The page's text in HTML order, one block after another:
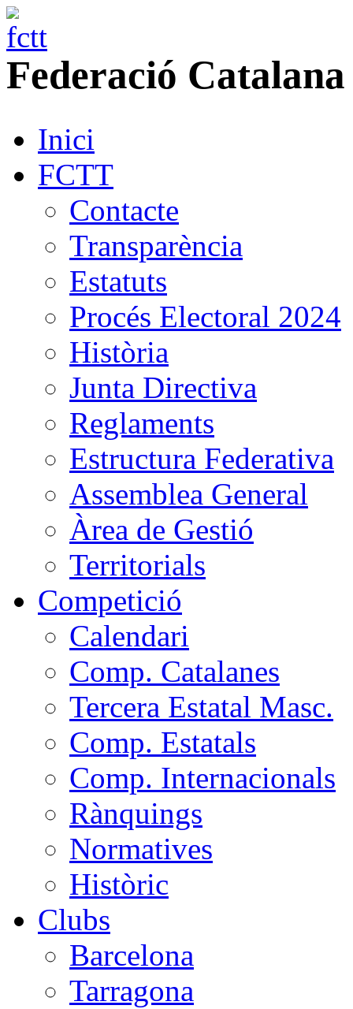
Federació Catalana
Inici
FCTT
Contacte
Transparència
Estatuts
Procés Electoral 2024
Història
Junta Directiva
Reglaments
Estructura Federativa
Assemblea General
Àrea de Gestió
Territorials
Competició
Calendari
Comp. Catalanes
Tercera Estatal Masc.
Comp. Estatals
Comp. Internacionals
Rànquings
Normatives
Històric
Clubs
Barcelona
Tarragona